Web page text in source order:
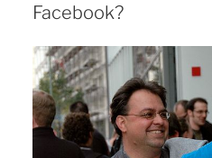
Facebook?